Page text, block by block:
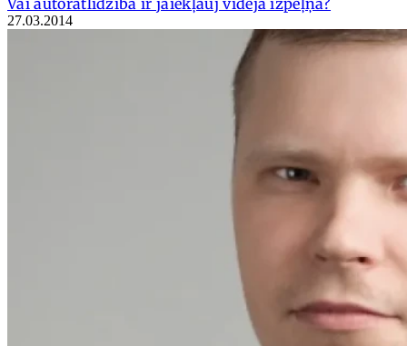
Vai autoratlīdzība ir jāiekļauj vidējā izpeļņā?
27.03.2014